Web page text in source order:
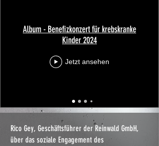
Album - Benefizkonzert für krebskranke
Kinder 2024
Jetzt ansehen
Rico Gey, Geschäftsführer der Reinwald GmbH,
über das soziale Engagement des